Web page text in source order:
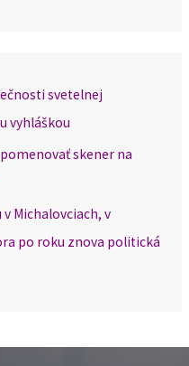
svetelnej
vyhláškou
skener na
Michalovciach, v
po roku znova politická